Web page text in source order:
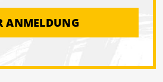
ANMELDUNG